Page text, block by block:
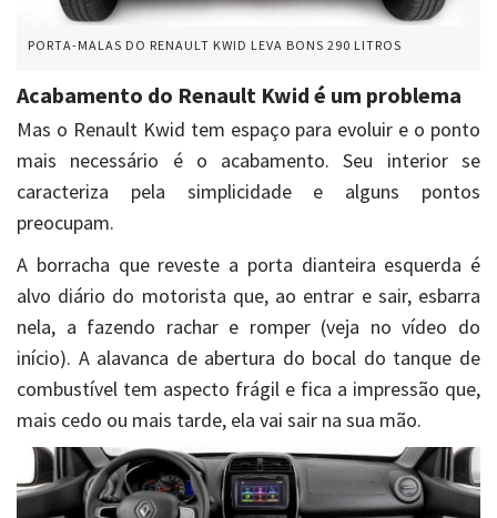
PORTA-MALAS DO RENAULT KWID LEVA BONS 290 LITROS
Acabamento do Renault Kwid é um problema
Mas o Renault Kwid tem espaço para evoluir e o ponto
mais necessário é o acabamento. Seu interior se
caracteriza pela simplicidade e alguns pontos
preocupam.
A borracha que reveste a porta dianteira esquerda é
alvo diário do motorista que, ao entrar e sair, esbarra
nela, a fazendo rachar e romper (veja no vídeo do
início). A alavanca de abertura do bocal do tanque de
combustível tem aspecto frágil e fica a impressão que,
mais cedo ou mais tarde, ela vai sair na sua mão.